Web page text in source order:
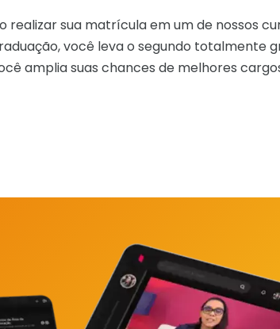
realizar sua matrícula em um de nossos
você leva o segundo totalmente
amplia suas chances de melhores